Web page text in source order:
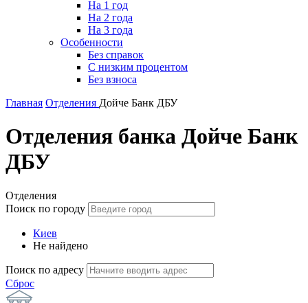
На 1 год
На 2 года
На 3 года
Особенности
Без справок
С низким процентом
Без взноса
Главная Отделения Дойче Банк ДБУ
Отделения банка Дойче Банк
ДБУ
Отделения
Поиск по городу
Киев
Не найдено
Поиск по адресу
Сброс